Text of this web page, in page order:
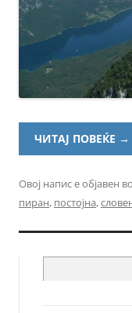
ЧИТАЈ ПОВЕЌЕ →
Овој напис е објавен во
пиран, постојна,
за: